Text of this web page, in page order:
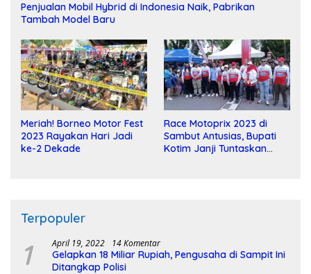
Penjualan Mobil Hybrid di Indonesia Naik, Pabrikan
Tambah Model Baru
Meriah! Borneo Motor Fest
2023 Rayakan Hari Jadi
ke-2 Dekade
Race Motoprix 2023 di
Sambut Antusias, Bupati
Kotim Janji Tuntaskan
Terpopuler
1 April 19, 2022 14 Komentar
Gelapkan 18 Miliar Rupiah, Pengusaha di Sampit Ini
Ditangkap Polisi